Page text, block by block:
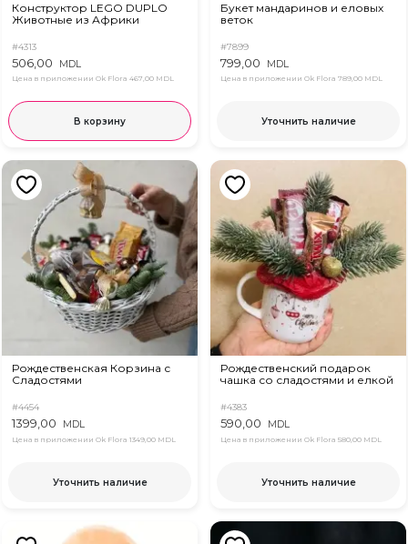
Конструктор LEGO DUPLO
Животные из Африки
#4313
506,00 MDL
Цена в приложении Ok Flora 467,00 MDL
В корзину
Букет мандаринов и еловых
веток
#7899
799,00 MDL
Цена в приложении Ok Flora 789,00 MDL
Уточнить наличие
Рождественская Корзина с
Сладостями
#4454
1399,00 MDL
Цена в приложении Ok Flora 1349,00 MDL
Уточнить наличие
Рождественский подарок
чашка со сладостями и елкой
#4383
590,00 MDL
Цена в приложении Ok Flora 580,00 MDL
Уточнить наличие